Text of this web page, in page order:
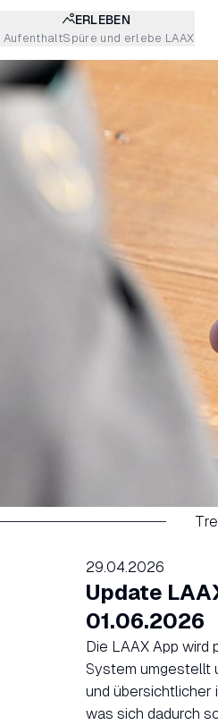
Aufenthalt
ERLEBEN
Spüre und erlebe LAAX
29.04.2026
Update
01.06.2026
Die LAAX App wird
System umgestellt
und übersichtlicher
was sich dadurch